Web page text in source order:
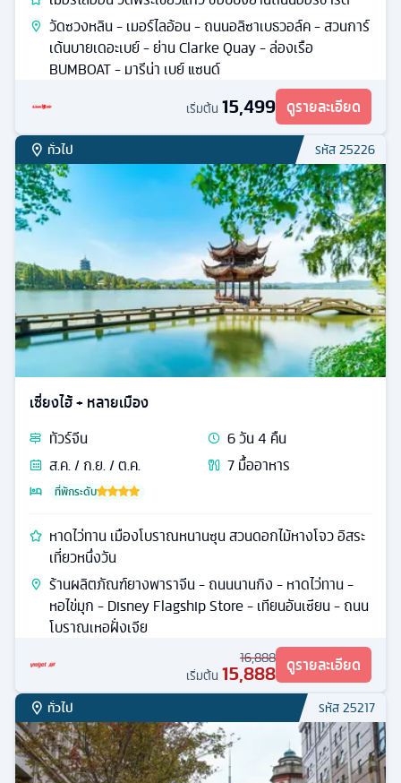
ทั่วไป รหัส24555
สิงคโปร์
ทัวร์สิงคโปร์ 3วัน2คืน
มิ.ย. / ก.ค. / ส.ค. / ก.ย. /
9มื้ออาหาร
ที่พักระดับ
เมอร์ไลอ้อน วัดพระเขี้ยวแก้ว ช้อปปิ้งย่านถนนออร์ชาร์ด
วัดซวงหลิน - เมอร์ไลอ้อน - ถนนอลิซาเบธวอล์ค - สวนการ์
เด้นบายเดอะเบย์ - ย่าน Clarke Quay - ล่องเรือ
BUMBOAT - มารีน่า เบย์ แซนด์
เริ่มต้น 15,499 ดูรายละเอียด
ทั่วไป รหัส25226